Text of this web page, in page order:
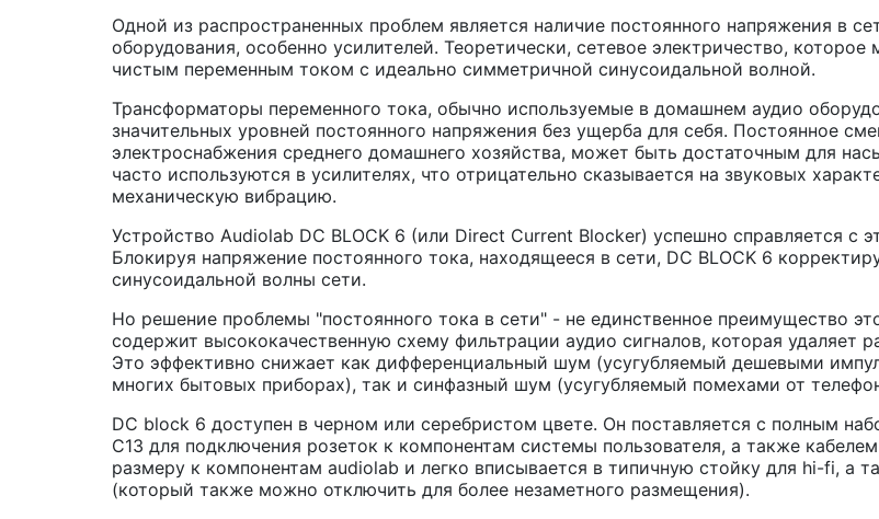
Одной из распространенных проблем является наличие постоянного напряжения в
оборудования, особенно усилителей. Теоретически, сетевое электричество,
чистым переменным током с идеально симметричной синусоидальной волной.
Трансформаторы переменного тока, обычно используемые в домашнем аудио
значительных уровней постоянного напряжения без ущерба для себя. Постоянное
электроснабжения среднего домашнего хозяйства, может быть достаточным для
часто используются в усилителях, что отрицательно сказывается на звуковых
механическую вибрацию.
Устройство Audiolab DC BLOCK 6 (или Direct Current Blocker) успешно справляется с
Блокируя напряжение постоянного тока, находящееся в сети, DC BLOCK 6
синусоидальной волны сети.
Но решение проблемы "постоянного тока в сети" - не единственное преимущество
содержит высококачественную схему фильтрации аудио сигналов, которая удаляет
Это эффективно снижает как дифференциальный шум (усугубляемый дешевыми
многих бытовых приборах), так и синфазный шум (усугубляемый помехами от
DC block 6 доступен в черном или серебристом цвете. Он поставляется с полным
C13 для подключения розеток к компонентам системы пользователя, а также
размеру к компонентам audiolab и легко вписывается в типичную стойку для hi-fi, а
(который также можно отключить для более незаметного размещения).